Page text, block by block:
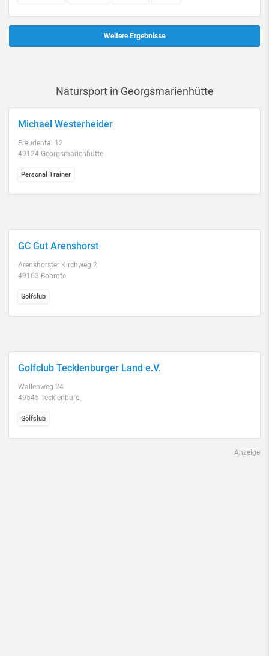
Weitere Ergebnisse
Natursport in Georgsmarienhütte
Michael Westerheider
Freudental 12
49124 Georgsmarienhütte
Personal Trainer
GC Gut Arenshorst
Arenshorster Kirchweg 2
49163 Bohmte
Golfclub
Golfclub Tecklenburger Land e.V.
Wallenweg 24
49545 Tecklenburg
Golfclub
Anzeige